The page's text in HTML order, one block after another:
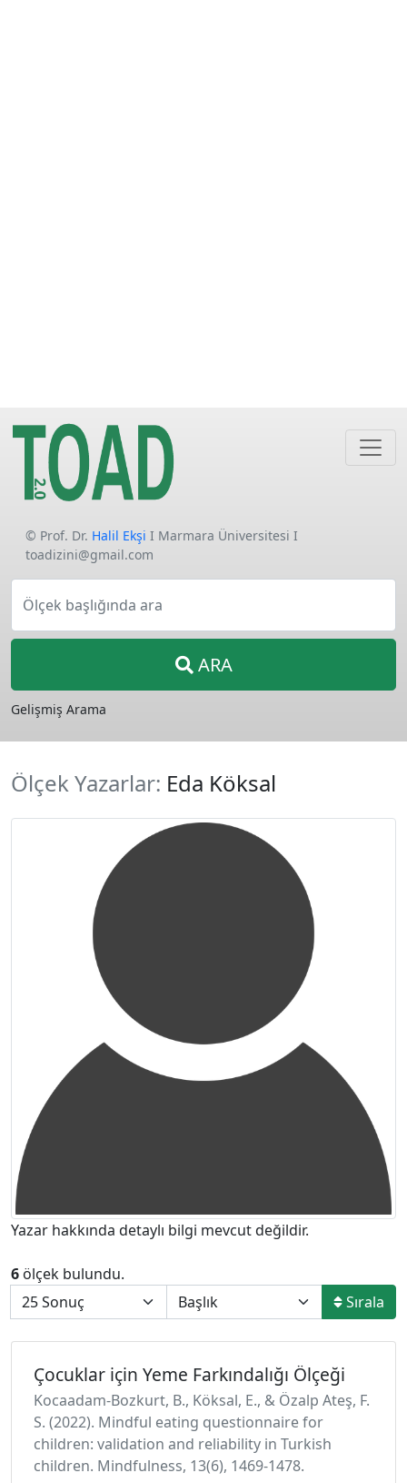
© Prof. Dr. Halil Ekşi I Marmara Üniversitesi I
toadizini@gmail.com
Ölçek başlığında ara
ARA
Gelişmiş Arama
Ölçek Yazarlar: Eda Köksal
Yazar hakkında detaylı bilgi mevcut değildir.
6 ölçek bulundu.
Sırala
Çocuklar için Yeme Farkındalığı Ölçeği
Kocaadam-Bozkurt, B., Köksal, E., & Özalp Ateş, F.
S. (2022). Mindful eating questionnaire for
children: validation and reliability in Turkish
children. Mindfulness, 13(6), 1469-1478.